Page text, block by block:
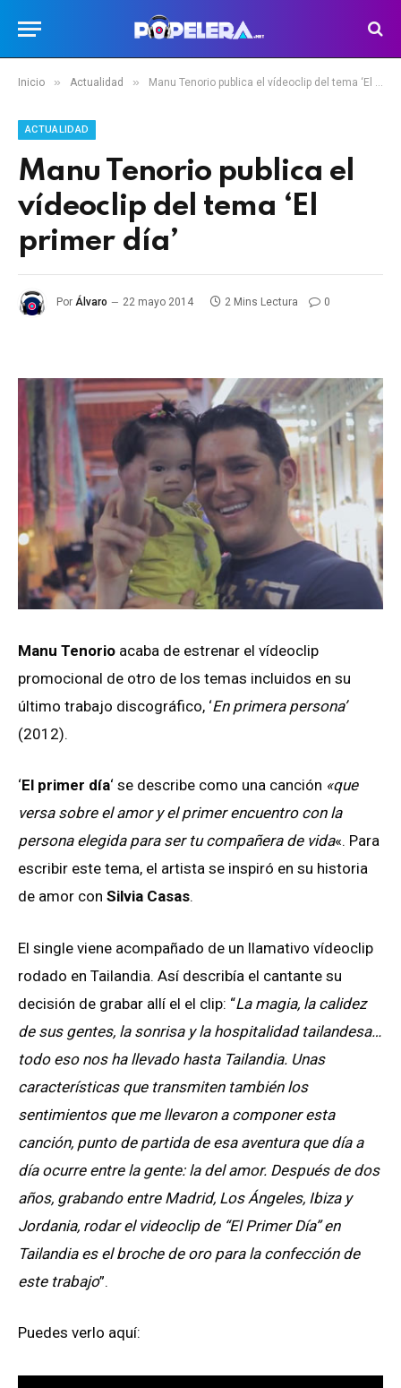
Inicio » Actualidad » Manu Tenorio publica el vídeoclip del tema ‘El primer día’
ACTUALIDAD
Manu Tenorio publica el
vídeoclip del tema ‘El
primer día’
Por Álvaro 22 mayo 2014 2 Mins Lectura 0
Manu Tenorio acaba de estrenar el vídeoclip
promocional de otro de los temas incluidos en su
último trabajo discográfico, ‘En primera persona’
(2012).
‘El primer día‘ se describe como una canción «que
versa sobre el amor y el primer encuentro con la
persona elegida para ser tu compañera de vida«. Para
escribir este tema, el artista se inspiró en su historia
de amor con Silvia Casas.
El single viene acompañado de un llamativo vídeoclip
rodado en Tailandia. Así describía el cantante su
decisión de grabar allí el el clip: “La magia, la calidez
de sus gentes, la sonrisa y la hospitalidad tailandesa…
todo eso nos ha llevado hasta Tailandia. Unas
características que transmiten también los
sentimientos que me llevaron a componer esta
canción, punto de partida de esa aventura que día a
día ocurre entre la gente: la del amor. Después de dos
años, grabando entre Madrid, Los Ángeles, Ibiza y
Jordania, rodar el videoclip de “El Primer Día” en
Tailandia es el broche de oro para la confección de
este trabajo”.
Puedes verlo aquí: